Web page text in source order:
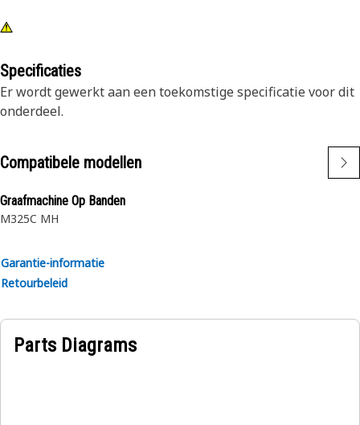
Specificaties
Er wordt gewerkt aan een toekomstige specificatie voor dit
onderdeel.
Compatibele modellen
Graafmachine Op Banden
M325C MH
Garantie-informatie
Retourbeleid
Parts Diagrams